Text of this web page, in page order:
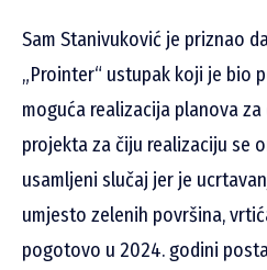
Sam Stanivuković je priznao
„Prointer“ ustupak koji je bio
moguća realizacija planova za
projekta za čiju realizaciju se
usamljeni slučaj jer je
umjesto zelenih površina,
pogotovo u 2024. godini